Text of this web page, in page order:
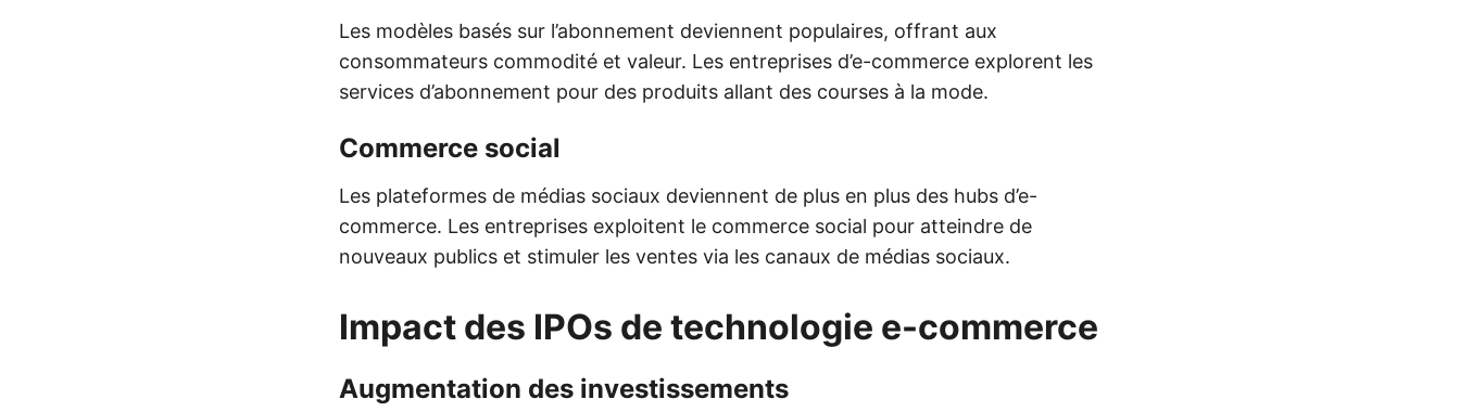
Les modèles basés sur l’abonnement deviennent populaires, offrant aux
consommateurs commodité et valeur. Les entreprises d’e-commerce explorent les
services d’abonnement pour des produits allant des courses à la mode.
Commerce social
Les plateformes de médias sociaux deviennent de plus en plus des hubs d’e-
commerce. Les entreprises exploitent le commerce social pour atteindre de
nouveaux publics et stimuler les ventes via les canaux de médias sociaux.
Impact des IPOs de technologie e-commerce
Augmentation des investissements